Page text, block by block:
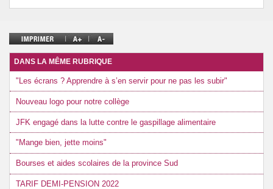
DANS LA MÊME RUBRIQUE
"Les écrans ? Apprendre à s’en servir pour ne pas les subir"
Nouveau logo pour notre collège
JFK engagé dans la lutte contre le gaspillage alimentaire
"Mange bien, jette moins"
Bourses et aides scolaires de la province Sud
TARIF DEMI-PENSION 2022